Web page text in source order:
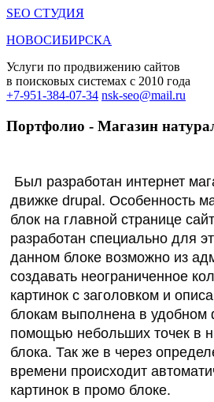
SEO СТУДИЯ
НОВОСИБИРСКА
Услуги по продвижению сайтов
в поисковых системах c 2010 года
+7-951-384-07-34 nsk-seo@mail.ru
Портфолио - Магазин
Был разработан интернет
движке drupal. Особенность
блок на главной странице
разработан специально для
данном блоке возможно из
создавать неограниченное
картинок с заголовком и
блокам выполнена в удобном
помощью небольших точек в
блока. Так же в через
времени происходит
картинок в промо блоке.